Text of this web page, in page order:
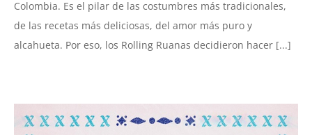
Colombia. Es el pilar de las costumbres más tradicionales,
de las recetas más deliciosas, del amor más puro y
alcahueta. Por eso, los Rolling Ruanas decidieron hacer [...]